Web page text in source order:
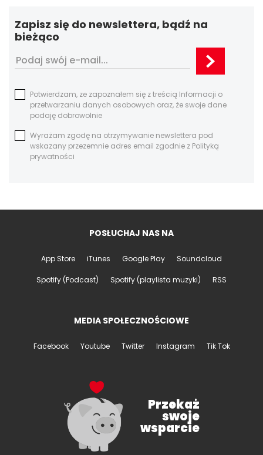
Zapisz się do newslettera, bądź na
bieżąco
Potwierdzam, ze zapoznałem się z treścią Informacji o
przetwarzaniu danych osobowych oraz, że swoje dane
podaję dobrowolnie
Wyrażam zgodę na otrzymywanie newslettera pod
wskazany przezemnie adres email zgodnie z Polityką
prywatności
POSŁUCHAJ NAS NA
App Store iTunes Google Play Soundcloud
Spotify (Podcast) Spotify (playlista muzyki) RSS
MEDIA SPOŁECZNOŚCIOWE
Facebook Youtube Twitter Instagram Tik Tok
Przekaż
swoje
wsparcie